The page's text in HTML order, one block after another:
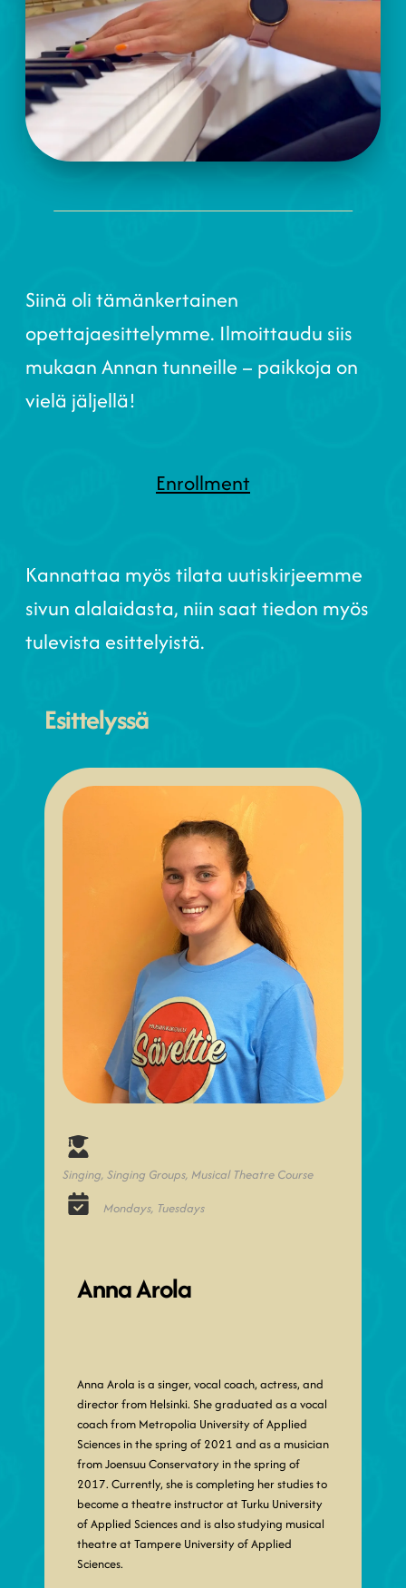
Siinä oli tämänkertainen
opettajaesittelymme. Ilmoittaudu siis
mukaan Annan tunneille – paikkoja on
vielä jäljellä!
Enrollment
Kannattaa myös tilata uutiskirjeemme
sivun alalaidasta, niin saat tiedon myös
tulevista esittelyistä.
Esittelyssä
Singing, Singing Groups, Musical Theatre Course
Mondays, Tuesdays
Anna Arola
Anna Arola is a singer, vocal coach, actress, and
director from Helsinki. She graduated as a vocal
coach from Metropolia University of Applied
Sciences in the spring of 2021 and as a musician
from Joensuu Conservatory in the spring of
2017. Currently, she is completing her studies to
become a theatre instructor at Turku University
of Applied Sciences and is also studying musical
theatre at Tampere University of Applied
Sciences.